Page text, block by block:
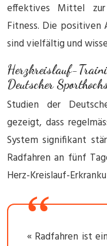
effektives Mittel zur
Fitness. Die positiven
sind vielfältig und
Herzkreislauf-
Deutscher
Studien der
gezeigt, dass
System signifikant
Radfahren an fünf
Herz-Kreislauf-
« Radfahren ist